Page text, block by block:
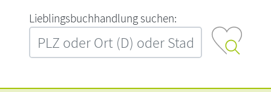
L‍i‍e‍b‍l‍i‍n‍g‍s‍b‍u‍c‍h‍h‍a‍n‍d‍l‍u‍n‍g‍ ‍s‍u‍c‍h‍e‍n‍:‍